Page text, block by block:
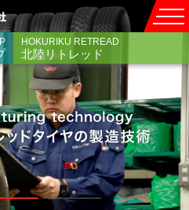
HOKURIKU RETREAD
北陸リトレッド